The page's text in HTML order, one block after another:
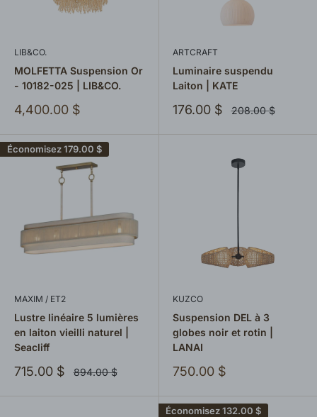
LIB&CO.
MOLFETTA Suspension Or
- 10182-025 | LIB&CO.
Prix
4,400.00 $
ARTCRAFT
Luminaire suspendu
Laiton | KATE
Prix
176.00 $
Prix
208.00 $
Économisez179.00 $
MAXIM / ET2
Lustre linéaire 5 lumières
en laiton vieilli naturel |
Seacliff
Prix
715.00 $
Prix
894.00 $
KUZCO
Suspension DEL à 3
globes noir et rotin |
LANAI
Prix
750.00 $
Économisez132.00 $